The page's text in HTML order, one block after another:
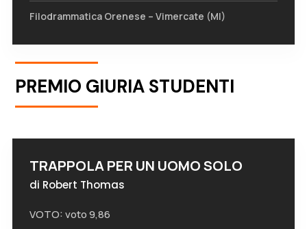
Filodrammatica Orenese – Vimercate (MI)
PREMIO GIURIA STUDENTI
TRAPPOLA PER UN UOMO SOLO
di Robert Thomas
VOTO: voto 9,86